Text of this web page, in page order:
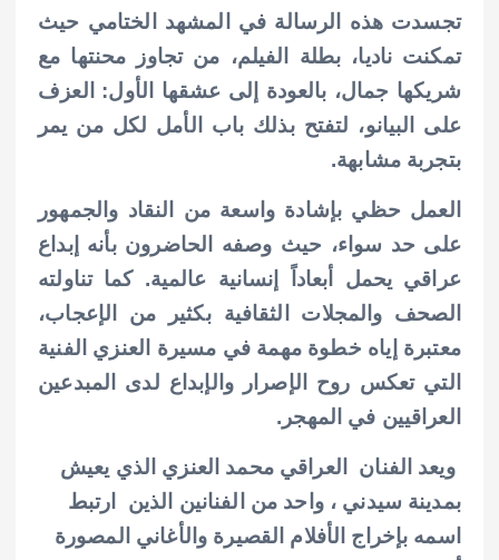
تجسدت هذه الرسالة في المشهد الختامي حيث
تمكنت ناديا، بطلة الفيلم، من تجاوز محنتها مع
شريكها جمال، بالعودة إلى عشقها الأول: العزف
على البيانو، لتفتح بذلك باب الأمل لكل من يمر
بتجربة مشابهة.
العمل حظي بإشادة واسعة من النقاد والجمهور
على حد سواء، حيث وصفه الحاضرون بأنه إبداع
عراقي يحمل أبعاداً إنسانية عالمية. كما تناولته
الصحف والمجلات الثقافية بكثير من الإعجاب،
معتبرة إياه خطوة مهمة في مسيرة العنزي الفنية
التي تعكس روح الإصرار والإبداع لدى المبدعين
العراقيين في المهجر.
ويعد الفنان العراقي محمد العنزي الذي يعيش
بمدينة سيدني ، واحد من الفنانين الذين ارتبط
اسمه بإخراج الأفلام القصيرة والأغاني المصورة